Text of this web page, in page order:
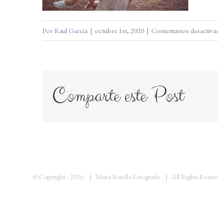
PorRaul Garcia | octubre 1st, 2020 | Comentarios
Comparte este Post
© Copyright - 2026 | Maria Botello Fotografia | All Rights